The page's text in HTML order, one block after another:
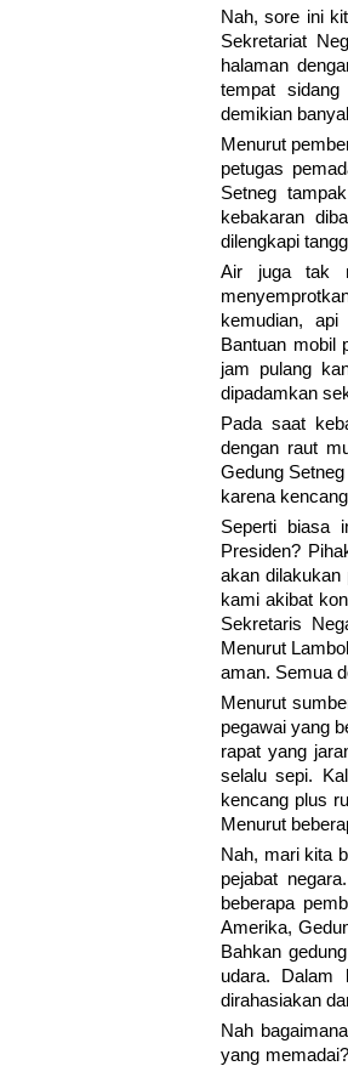
Nah, sore ini
Sekretariat
halaman
tempat
demikian
Menurut
petugas
Setneg
kebakaran
dilengkapi
Air juga tak
kemudian,
Bantuan mobil
jam pulang
dipadamkan
Pada saat
dengan raut
Gedung
karena
Seperti biasa
Presiden?
akan dilakukan
kami akibat
Sekretaris
Menurut
aman. Semua
Menurut
pegawai yang
rapat yang
selalu sepi.
kencang plus
Menurut
Nah, mari kita
pejabat
beberapa
Amerika,
Bahkan
udara. Dalam
dirahasiakan
Nah
yang